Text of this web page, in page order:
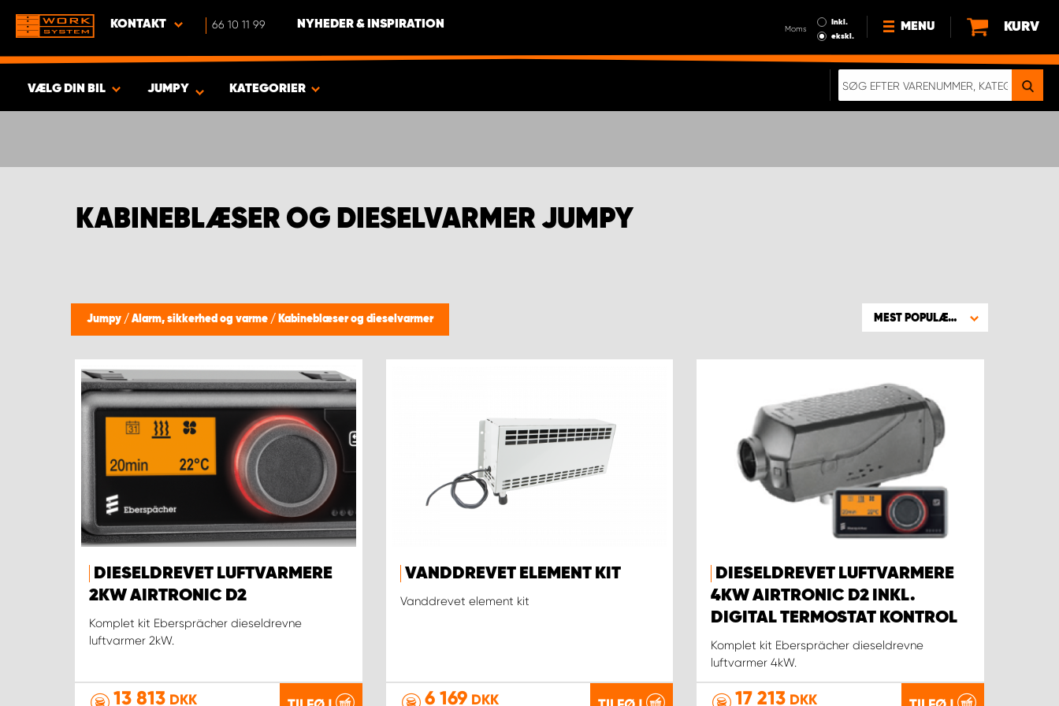
KONTAKT 66 10 11 99 NYHEDER & INSPIRATION Moms
Inkl.
ekskl.
MENU
HVORFOR VÆLGE WORK
KURV
VÆLG DIN BIL JUMPY KATEGORIER
KABINEBLÆSER OG DIESELVARMER JUMPY
Jumpy / Alarm, sikkerhed og varme / Kabineblæser og dieselvarmer MEST POPULÆRE
DIESELDREVET LUFTVARMERE
2KW AIRTRONIC D2
Komplet kit Ebersprächer dieseldrevne
luftvarmer 2kW.
13 813 DKK
VANDDREVET ELEMENT KIT
Vanddrevet element kit
6 169DKK
DIESELDREVET LUFTVARMERE
4KW AIRTRONIC D2 INKL.
DIGITAL TERMOSTAT KONTROL
Komplet kit Ebersprächer dieseldrevne
luftvarmer 4kW.
17 213 DKK